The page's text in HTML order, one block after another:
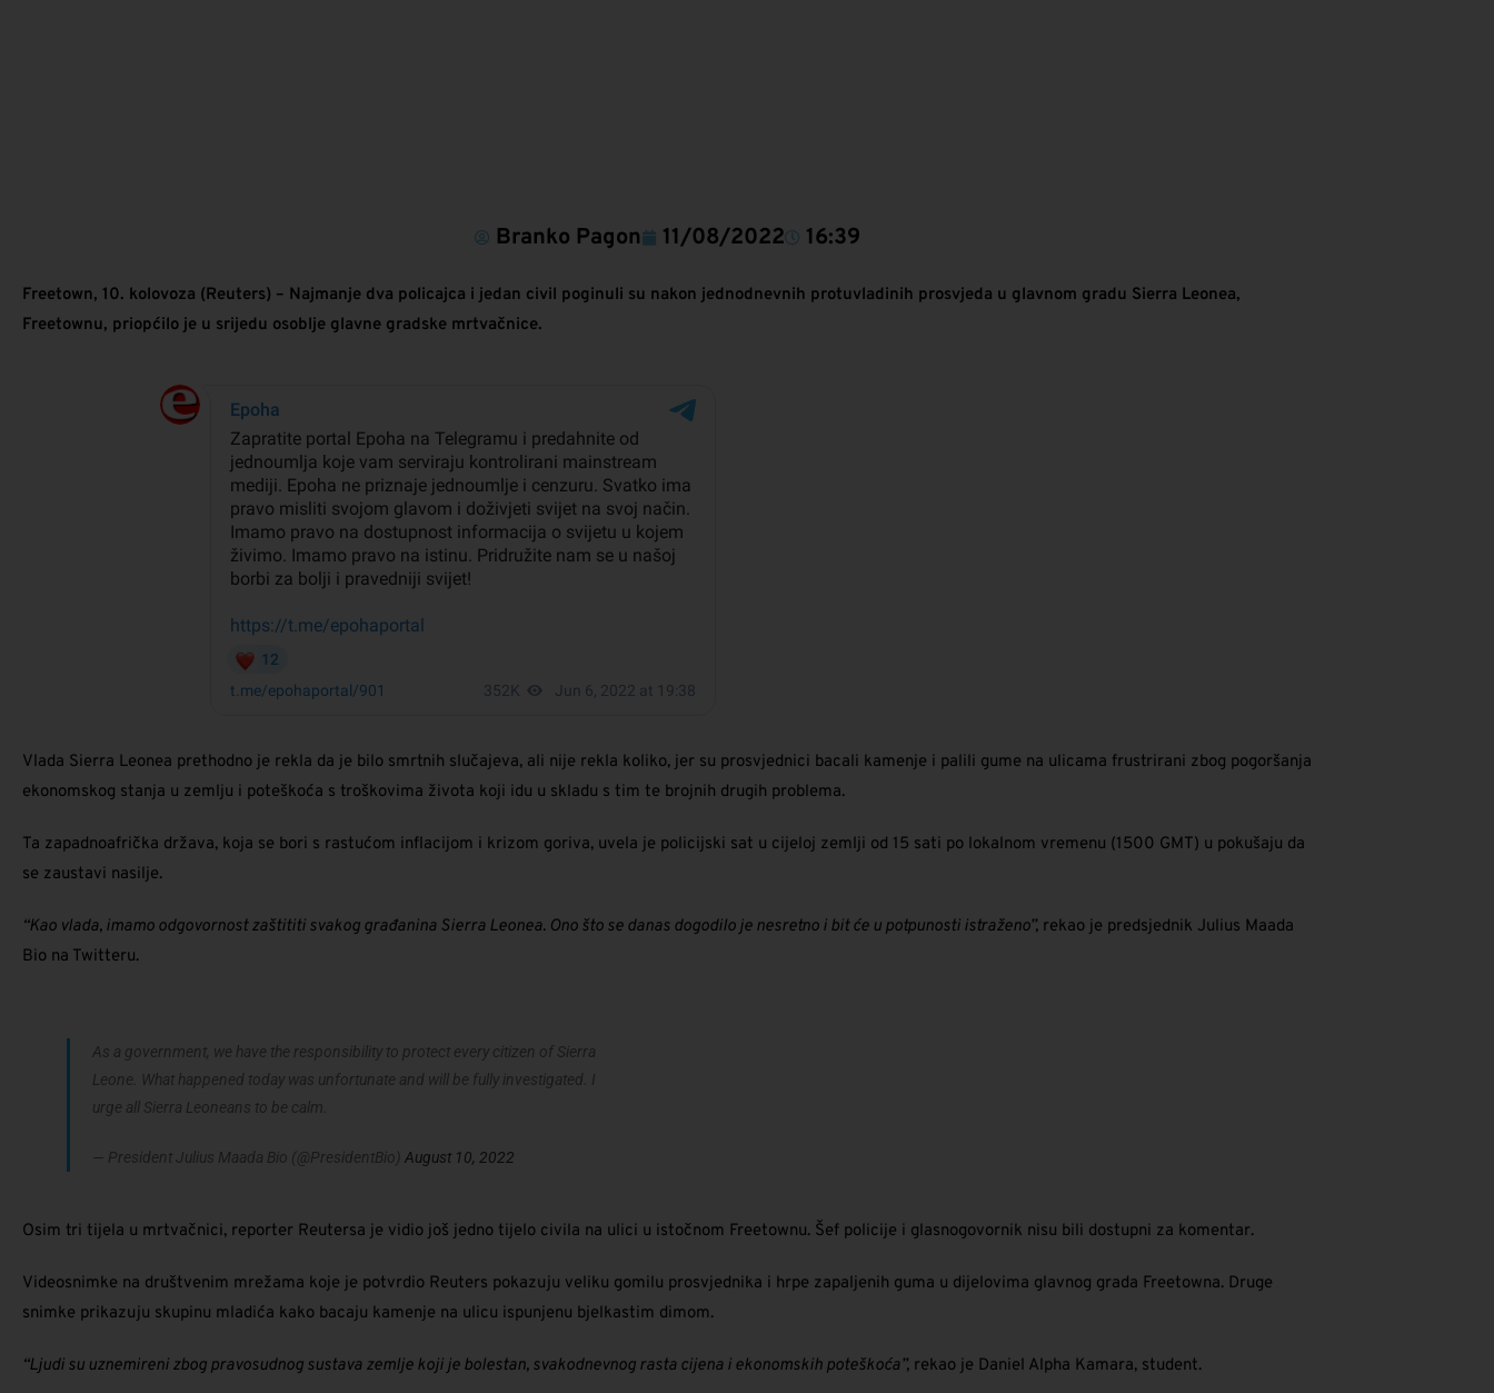
Branko Pagon 11/08/2022 16:39
Freetown, 10. kolovoza (Reuters) – Najmanje dva policajca i jedan civil poginuli su nakon jednodnevnih protuvladinih prosvjeda u glavnom gradu Sierra Leonea,
Freetownu, priopćilo je u srijedu osoblje glavne gradske mrtvačnice.
Vlada Sierra Leonea prethodno je rekla da je bilo smrtnih slučajeva, ali nije rekla koliko, jer su prosvjednici bacali kamenje i palili gume na ulicama frustrirani zbog pogoršanja
ekonomskog stanja u zemlju i poteškoća s troškovima života koji idu u skladu s tim te brojnih drugih problema.
Ta zapadnoafrička država, koja se bori s rastućom inflacijom i krizom goriva, uvela je policijski sat u cijeloj zemlji od 15 sati po lokalnom vremenu (1500 GMT) u pokušaju da
se zaustavi nasilje.
“Kao vlada, imamo odgovornost zaštititi svakog građanina Sierra Leonea. Ono što se danas dogodilo je nesretno i bit će u potpunosti istraženo”, rekao je predsjednik Julius Maada
Bio na Twitteru.
As a government, we have the responsibility to protect every citizen of Sierra
Leone. What happened today was unfortunate and will be fully investigated. I
urge all Sierra Leoneans to be calm.
— President Julius Maada Bio (@PresidentBio) August 10, 2022
Osim tri tijela u mrtvačnici, reporter Reutersa je vidio još jedno tijelo civila na ulici u istočnom Freetownu. Šef policije i glasnogovornik nisu bili dostupni za komentar.
Videosnimke na društvenim mrežama koje je potvrdio Reuters pokazuju veliku gomilu prosvjednika i hrpe zapaljenih guma u dijelovima glavnog grada Freetowna. Druge
snimke prikazuju skupinu mladića kako bacaju kamenje na ulicu ispunjenu bjelkastim dimom.
“Ljudi su uznemireni zbog pravosudnog sustava zemlje koji je bolestan, svakodnevnog rasta cijena i ekonomskih poteškoća”, rekao je Daniel Alpha Kamara, student.